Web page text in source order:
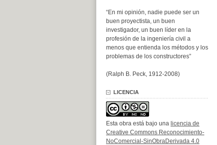
“En mi opinión, nadie puede ser un
buen proyectista, un buen
investigador, un buen líder en la
profesión de la ingeniería civil a
menos que entienda los métodos y los
problemas de los constructores”
(Ralph B. Peck, 1912-2008)
LICENCIA
Esta obra está bajo una licencia de
Creative Commons Reconocimiento-
NoComercial-SinObraDerivada 4.0